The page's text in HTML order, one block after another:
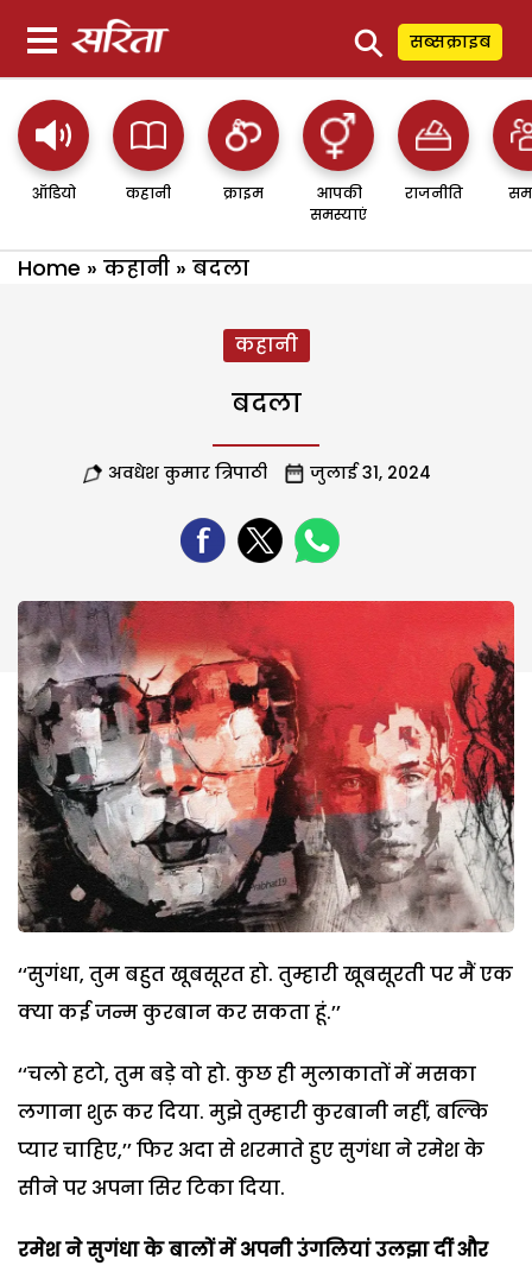
⚲ सब्सक्राइब
ऑडियो कहानी क्राइम
आपकी
समस्याएं
राजनीति
Home » कहानी » बदला
कहानी
बदला
अवधेश कुमार त्रिपाठी जुलाई 31, 2024
‘‘सुगंधा, तुम बहुत खूबसूरत हो. तुम्हारी खूबसूरती पर मैं एक
क्या कई जन्म कुरबान कर सकता हूं.’’
‘‘चलो हटो, तुम बड़े वो हो. कुछ ही मुलाकातों में मसका
लगाना शुरू कर दिया. मुझे तुम्हारी कुरबानी नहीं, बल्कि
प्यार चाहिए,’’ फिर अदा से शरमाते हुए सुगंधा ने रमेश के
सीने पर अपना सिर टिका दिया.
रमेश ने सुगंधा के बालों में अपनी उंगलियां उलझा दीं और